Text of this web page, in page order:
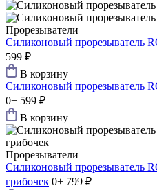
Прорезыватели
Силиконовый прорезыватель
599 ₽
В корзину
Силиконовый прорезыватель
0+ 599 ₽
В корзину
Прорезыватели
Силиконовый прорезыватель
грибочек 0+ 799 ₽